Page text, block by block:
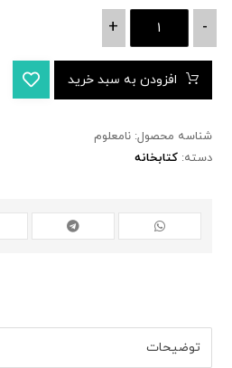
-
+
افزودن به سبد خرید
شناسه محصول:نامعلوم
دسته:کتابخانه